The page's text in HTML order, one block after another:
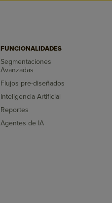
FUNCIONALIDADES
Segmentaciones
Avanzadas
Flujos pre-diseñados
Inteligencia Artificial
Reportes
Agentes de IA